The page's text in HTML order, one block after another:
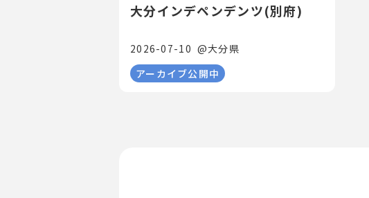
大分インデペンデンツ(別府)
2026-07-10 @大分県
アーカイブ公開中